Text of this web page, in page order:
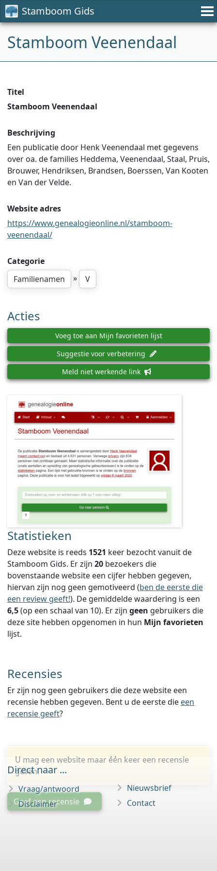
Stamboom Gids
Stamboom Veenendaal
Titel
Stamboom Veenendaal
Beschrijving
Een publicatie door Henk Veenendaal met gegevens
over oa. de families Heddema, Veenendaal, Staal, Pruis,
Brouwer, Hendriksen, Brandsen, Boerssen, Van Kooten
en Van der Velde.
Website adres
https://www.genealogieonline.nl/stamboom-
veenendaal/
Categorie
Familienamen
» V
Acties
Voeg toe aan Mijn favorieten lijst
Suggestie voor verbetering
Meld niet werkende link
Statistieken
Deze website is reeds 1521 keer bezocht vanuit de
Stamboom Gids. Er zijn 20 bezoekers die
bovenstaande website een cijfer hebben gegeven,
hiervan zijn nog geen gemotiveerd (ben de eerste die
een review geeft!). De gemiddelde waardering is een
6,5(op een schaal van 10). Er zijn geen gebruikers die
deze site hebben opgenomen in hun Mijn favorieten
lijst.
Recensies
Er zijn nog geen gebruikers die deze website een
recensie hebben gegeven. Bent u de eerste die een
recensie geeft?
U mag een website maar één keer een recensie
geven.
Geef een recensie
Direct naar ...
Vraag/antwoord
Disclaimer
Nieuwsbrief
Contact